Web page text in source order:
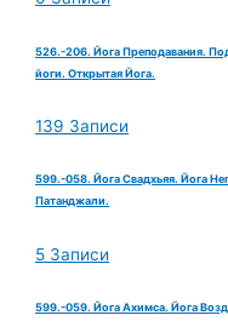
526.-206. Йога Преподавания.
йоги. Открытая Йога.
139 Записи
599.-058. Йога Свадхьяя. Йога
Патанджали.
5 Записи
599.-059. Йога Ахимса. Йога